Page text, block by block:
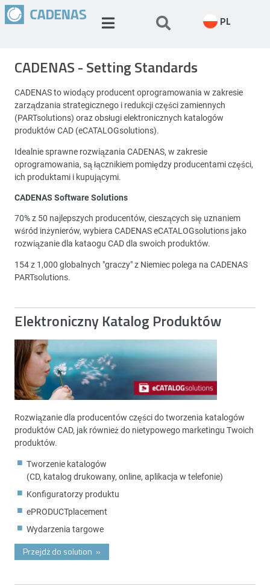
PL
CADENAS - Setting Standards
CADENAS to wiodący producent oprogramowania w zakresie
zarządzania strategicznego i redukcji części zamiennych
(PARTsolutions) oraz obsługi elektronicznych katalogów
produktów CAD (eCATALOGsolutions).
Idealnie sprawne rozwiązania CADENAS, w zakresie
oprogramowania, są łącznikiem pomiędzy producentami części,
ich produktami i kupującymi.
CADENAS Software Solutions
70% z 50 najlepszych producentów, cieszących się uznaniem
wśród inżynierów, wybiera CADENAS eCATALOGsolutions jako
rozwiązanie dla kataogu CAD dla swoich produktów.
154 z 1,000 globalnych "graczy" z Niemiec polega na CADENAS
PARTsolutions.
Elektroniczny Katalog Produktów
Rozwiązanie dla producentów części do tworzenia katalogów
produktów CAD, jak również do nietypowego marketingu Twoich
produktów.
Tworzenie katalogów
(CD, katalog drukowany, online, aplikacja w telefonie)
Konfiguratorzy produktu
ePRODUCTplacement
Wydarzenia targowe
Przejdż do solution »